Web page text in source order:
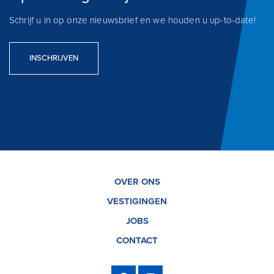
Schrijf u in op onze nieuwsbrief en we houden u up-to-date!
INSCHRIJVEN
OVER ONS
VESTIGINGEN
JOBS
CONTACT